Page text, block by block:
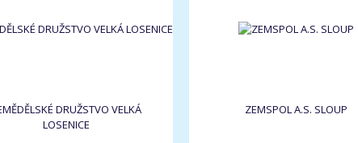
DRUŽSTVO VELKÁ
LOSENICE
ZEMSPOL A.S. SLOUP